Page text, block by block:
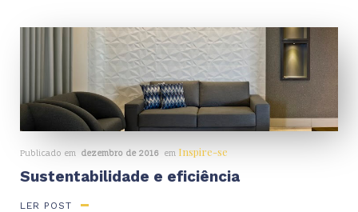
Publicado em dezembro de 2016 em Inspire-se
Sustentabilidade e eficiência
LER POST